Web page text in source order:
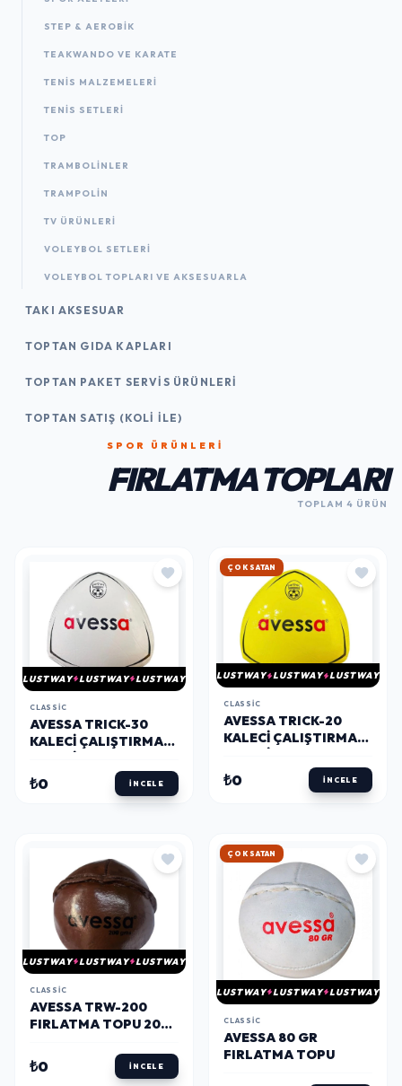
STEP & AEROBIK
TEAKWANDO VE KARATE
TENIS MALZEMELERI
TENIS SETLERI
TOP
TRAMBOLINLER
TRAMPOLIN
TV ÜRÜNLERI
VOLEYBOL SETLERI
VOLEYBOL TOPLARI VE AKSESUARLA
TAKI AKSESUAR
TOPTAN GIDA KAPLARI
TOPTAN PAKET SERVIS ÜRÜNLERI
TOPTAN SATIŞ (KOLI İLE)
SPOR ÜRÜNLERI
FIRLATMA TOPLARI
TOPLAM 4 ÜRÜN
LUSTWAY LUSTWAY LUSTWAY
CLASSIC
AVESSA TRICK-30
KALECI ÇALIŞTIRMA
BEYAZ
₺0 İNCELE
ÇOK SATAN
LUSTWAY LUSTWAY LUSTWAY
CLASSIC
AVESSA TRICK-20
KALECI ÇALIŞTIRMA
SARI
₺0 İNCELE
LUSTWAY LUSTWAY LUSTWAY
CLASSIC
AVESSA TRW-200
FIRLATMA TOPU 200
₺0 İNCELE
ÇOK SATAN
LUSTWAY LUSTWAY LUSTWAY
CLASSIC
AVESSA 80 GR
FIRLATMA TOPU